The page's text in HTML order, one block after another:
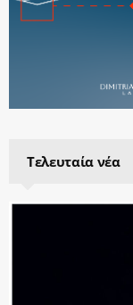
Τελευταία νέα